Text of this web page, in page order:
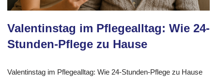
Valentinstag im Pflegealltag: Wie 24-
Stunden-Pflege zu Hause
Valentinstag im Pflegealltag: Wie 24-Stunden-Pflege zu Hause